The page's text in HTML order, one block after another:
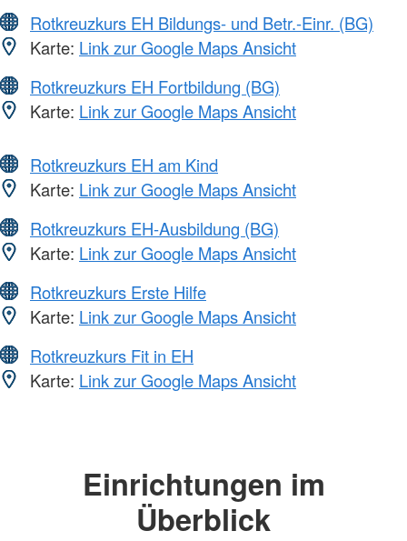
Rotkreuzkurs EH Bildungs- und Betr.-Einr. (BG)
Karte: Link zur Google Maps Ansicht
Rotkreuzkurs EH Fortbildung (BG)
Karte: Link zur Google Maps Ansicht
Rotkreuzkurs EH am Kind
Karte: Link zur Google Maps Ansicht
Rotkreuzkurs EH-Ausbildung (BG)
Karte: Link zur Google Maps Ansicht
Rotkreuzkurs Erste Hilfe
Karte: Link zur Google Maps Ansicht
Rotkreuzkurs Fit in EH
Karte: Link zur Google Maps Ansicht
Einrichtungen im
Überblick